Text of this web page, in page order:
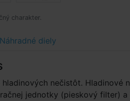
charakter.
Náhradné diely
hladinových nečistôt. Hladinové
jednotky (pieskový filter) a